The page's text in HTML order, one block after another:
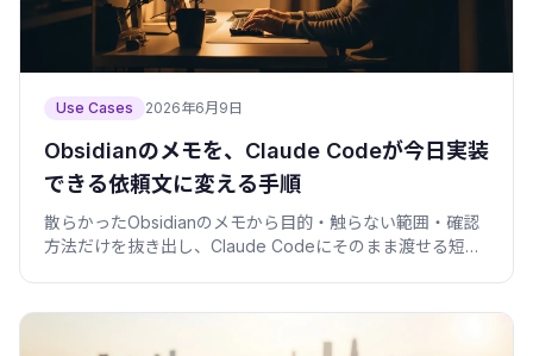
Use Cases 2026年6月9日
Obsidianのメモを、Claude Codeが今日実装
できる依頼文に変える手順
散らかったObsidianのメモから目的・触らない範囲・確認
方法だけを抜き出し、Claude Codeにそのまま渡せる短い